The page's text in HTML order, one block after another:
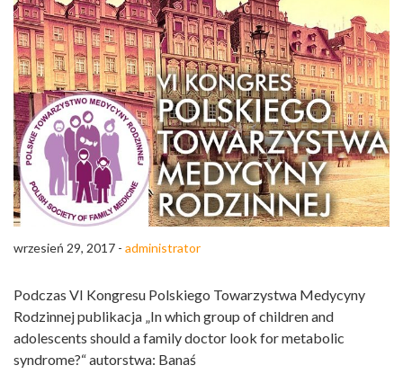
wrzesień 29, 2017 - administrator
Podczas VI Kongresu Polskiego Towarzystwa Medycyny
Rodzinnej publikacja „In which group of children and
adolescents should a family doctor look for metabolic
syndrome?“ autorstwa: Banaś